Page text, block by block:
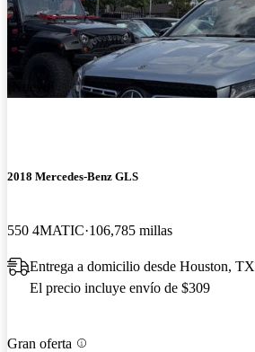
¡Nuevo!
2018 Mercedes-Benz GLS
550 4MATIC 106,785 millas
Entrega a domicilio desde Houston, TX
El precio incluye envío de $309
Gran oferta